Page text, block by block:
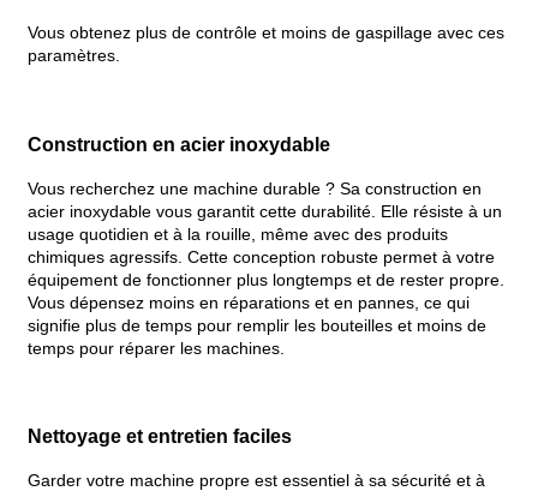
Vous obtenez plus de contrôle et moins de gaspillage avec ces
paramètres.
Construction en acier inoxydable
Vous recherchez une machine durable ? Sa construction en
acier inoxydable vous garantit cette durabilité. Elle résiste à un
usage quotidien et à la rouille, même avec des produits
chimiques agressifs. Cette conception robuste permet à votre
équipement de fonctionner plus longtemps et de rester propre.
Vous dépensez moins en réparations et en pannes, ce qui
signifie plus de temps pour remplir les bouteilles et moins de
temps pour réparer les machines.
Nettoyage et entretien faciles
Garder votre machine propre est essentiel à sa sécurité et à